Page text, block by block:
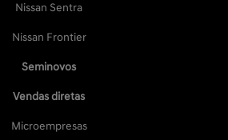
Nissan Sentra
Nissan Frontier
Seminovos
Vendas diretas
Microempresas